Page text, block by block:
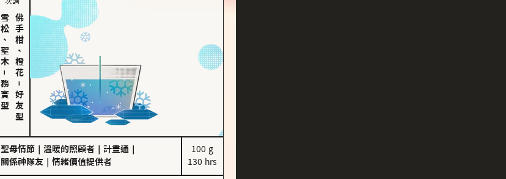
雪松、聖木
－
務實型
佛手柑、橙花
－
好友型
聖母情節 溫暖的照顧者 計畫通
關係神隊友
情緒價值提供者
100 g
130 hrs